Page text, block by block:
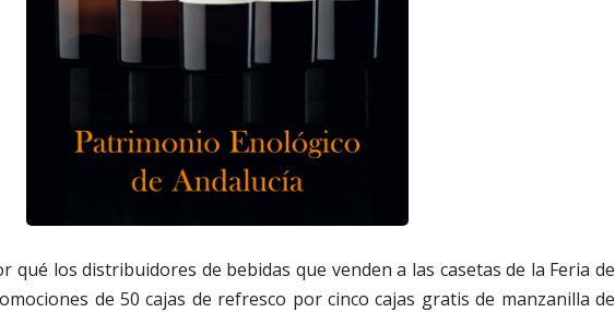
qué los distribuidores de bebidas que venden a las casetas de la Feria de
de 50 cajas de refresco por cinco cajas gratis de manzanilla de